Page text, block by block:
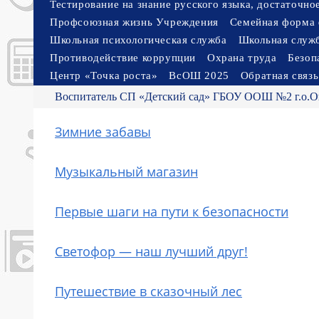
Тестирование на знание русского языка,
Профсоюзная жизнь Учреждения
Семейная форма
Школьная психологическая служба
Школьная
Противодействие коррупции
Охрана труда
Центр «Точка роста»
ВсОШ 2025 Обратная связь
Воспитатель СП «Детский сад» ГБОУ ООШ №2
Зимние забавы
Музыкальный магазин
Первые шаги на пути к безопасности
Светофор — наш лучший друг!
Путешествие в сказочный лес